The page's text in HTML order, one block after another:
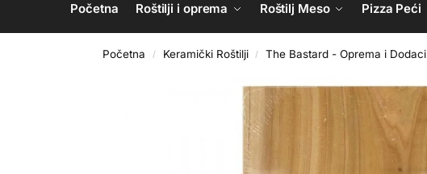
Početna Roštilji i oprema Roštilj Meso Pizza Peći
Početna / Keramički Roštilji / The Bastard - Oprema i Dodaci